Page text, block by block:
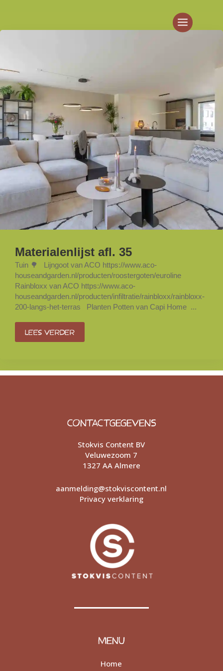
Materialenlijst afl. 35
Tuin 🌳 Lijngoot van ACO https://www.aco-
houseandgarden.nl/producten/roostergoten/euroline
Rainbloxx van ACO https://www.aco-
houseandgarden.nl/producten/infiltratie/rainbloxx/rainbloxx-
200-langs-het-terras Planten Potten van Capi Home ...
Lees verder
CONTACTGEGEVENS
Stokvis Content BV
Veluwezoom 7
1327 AA Almere
aanmelding@stokviscontent.nl
Privacy verklaring
MENU
Home